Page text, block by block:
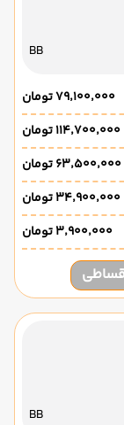
BB
۷۹٬۱۰۰٬۰۰۰ تومان
۱۱۴٬۷۰۰٬۰۰۰ تومان
۶۳٬۵۰۰٬۰۰۰ تومان
۳۴٬۹۰۰٬۰۰۰ تومان
۳٬۹۰۰٬۰۰۰ تومان
BB